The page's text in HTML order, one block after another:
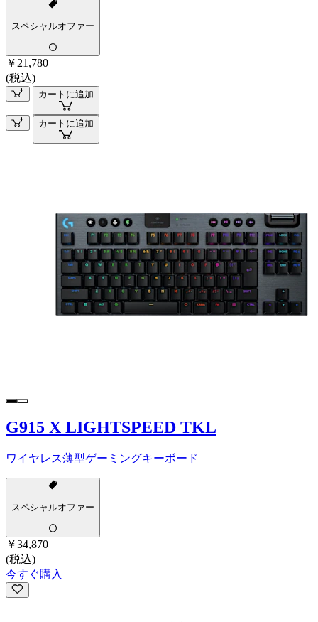
スペシャルオファー
￥21,780
(税込)
カートに追加
カートに追加
G915 X LIGHTSPEED TKL
ワイヤレス薄型ゲーミングキーボード
スペシャルオファー
￥34,870
(税込)
今すぐ購入